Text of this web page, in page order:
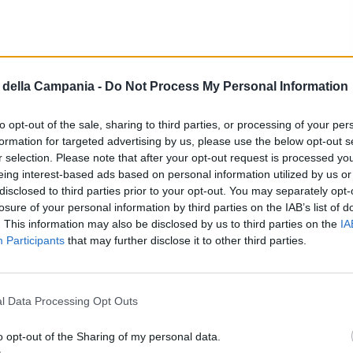
Campania - Do Not Process My Personal Information
opt-out of the sale, sharing to third parties, or processing of your
for targeted advertising by us, please use the below opt-out
selection. Please note that after your opt-out request is processed
interest-based ads based on personal information utilized by us
to third parties prior to your opt-out. You may separately
of your personal information by third parties on the IAB’s list of
This information may also be disclosed by us to third parties on the
Participants that may further disclose it to other third parties.
Data Processing Opt Outs
opt-out of the Sharing of my personal data.
McLaren, pole di Norris
- 15 MARZO 2025 - 08:19
racconta in aula i “guadagni
con il traffico in Australia
- 28 DICEMBRE 2023 - 22:41